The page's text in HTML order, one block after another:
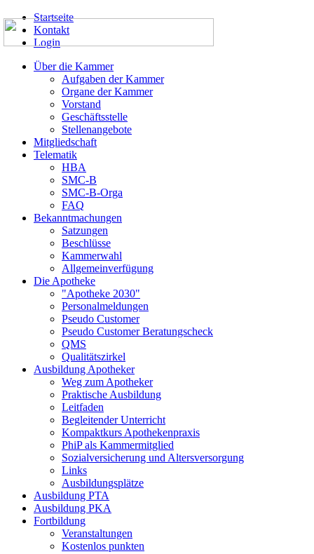
Startseite
Kontakt
Login
Über die Kammer
Aufgaben der Kammer
Organe der Kammer
Vorstand
Geschäftsstelle
Stellenangebote
Mitgliedschaft
Telematik
HBA
SMC-B
SMC-B-Orga
FAQ
Bekanntmachungen
Satzungen
Beschlüsse
Kammerwahl
Allgemeinverfügung
Die Apotheke
"Apotheke 2030"
Personalmeldungen
Pseudo Customer
Pseudo Customer Beratungscheck
QMS
Qualitätszirkel
Ausbildung Apotheker
Weg zum Apotheker
Praktische Ausbildung
Leitfaden
Begleitender Unterricht
Kompaktkurs Apothekenpraxis
PhiP als Kammermitglied
Sozialversicherung und Altersversorgung
Links
Ausbildungsplätze
Ausbildung PTA
Ausbildung PKA
Fortbildung
Veranstaltungen
Kostenlos punkten